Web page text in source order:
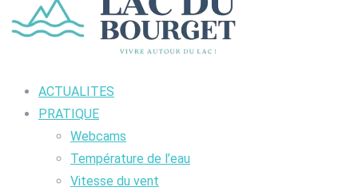
ACTUALITES
PRATIQUE
Webcams
Température de l’eau
Vitesse du vent